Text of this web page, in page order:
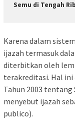
Semu di Tengah
Karena dalam
ijazah termasuk
diterbitkan oleh
terakreditasi. Hal ini
Tahun 2003
menyebut ijazah
publico).